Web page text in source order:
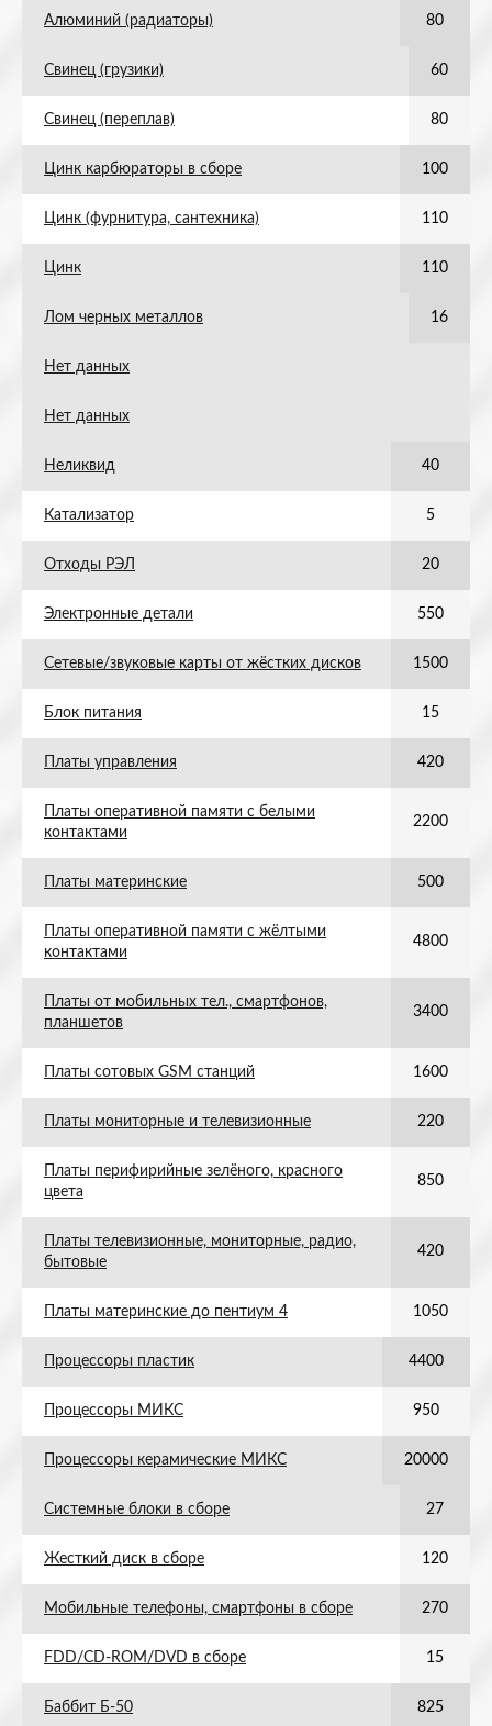
Алюминий (радиаторы) 80
Свинец (грузики) 60
Свинец (переплав) 80
Цинк карбюраторы в сборе 100
Цинк (фурнитура, сантехника) 110
Цинк 110
Лом черных металлов 16
Нет данных
Нет данных
Неликвид 40
Катализатор 5
Отходы РЭЛ 20
Электронные детали 550
Сетевые/звуковые карты от жёстких дисков 1500
Блок питания 15
Платы управления 420
Платы оперативной памяти с белыми
контактами
2200
Платы материнские 500
Платы оперативной памяти с жёлтыми
контактами
4800
Платы от мобильных тел., смартфонов,
планшетов
3400
Платы сотовых GSM станций 1600
Платы мониторные и телевизионные 220
Платы перифирийные зелёного, красного
цвета
850
Платы телевизионные, мониторные, радио,
бытовые
420
Платы материнские до пентиум 4 1050
Процессоры пластик 4400
Процессоры МИКС 950
Процессоры керамические МИКС 20000
Системные блоки в сборе 27
Жесткий диск в сборе 120
Мобильные телефоны, смартфоны в сборе 270
FDD/CD-ROM/DVD в сборе 15
Баббит Б-50 825